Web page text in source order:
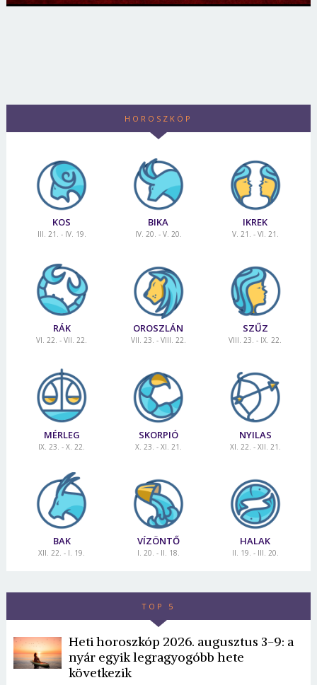
HOROSZKÓP
KOS
III. 21. - IV. 19.
BIKA
IV. 20. - V. 20.
IKREK
V. 21. - VI. 21.
RÁK
VI. 22. - VII. 22.
OROSZLÁN
VII. 23. - VIII. 22.
SZŰZ
VIII. 23. - IX. 22.
MÉRLEG
IX. 23. - X. 22.
SKORPIÓ
X. 23. - XI. 21.
NYILAS
XI. 22. - XII. 21.
BAK
XII. 22. - I. 19.
VÍZÖNTŐ
I. 20. - II. 18.
HALAK
II. 19. - III. 20.
TOP 5
Heti horoszkóp 2026. augusztus 3-9: a
nyár egyik legragyogóbb hete
következik